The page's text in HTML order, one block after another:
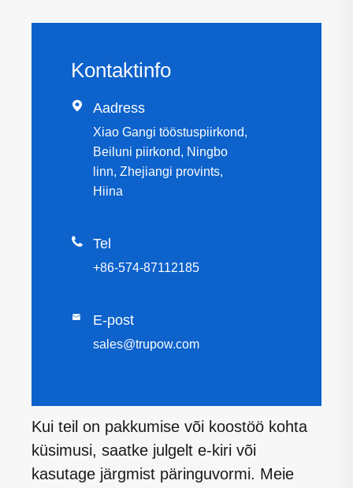
Kontaktinfo
 Aadress
Xiao Gangi tööstuspiirkond,
Beiluni piirkond, Ningbo
linn, Zhejiangi provints,
Hiina
 Tel
+86-574-87112185
 E-post
sales@trupow.com
Kui teil on pakkumise või koostöö kohta
küsimusi, saatke julgelt e-kiri või
kasutage järgmist päringuvormi. Meie